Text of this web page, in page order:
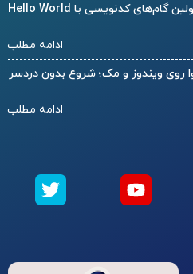
آموزش جاوا از صفر: اولین گام‌های کدنویسی با Hello World
ادامه مطلب
روی ویندوز و مک؛ شروع بدون دردسر
ادامه مطلب